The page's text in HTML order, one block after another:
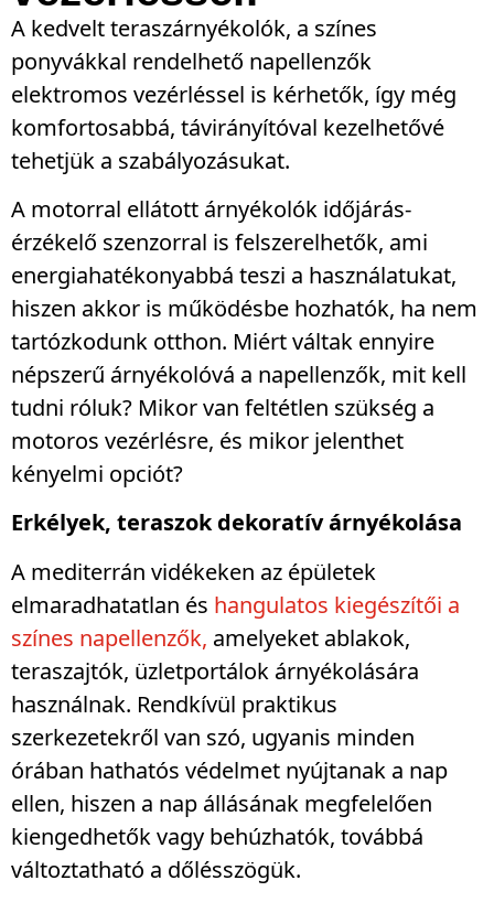
A kedvelt teraszárnyékolók, a színes
ponyvákkal rendelhető napellenzők
elektromos vezérléssel is kérhetők, így még
komfortosabbá, távirányítóval kezelhetővé
tehetjük a szabályozásukat.
A motorral ellátott árnyékolók időjárás-
érzékelő szenzorral is felszerelhetők, ami
energiahatékonyabbá teszi a használatukat,
hiszen akkor is működésbe hozhatók, ha nem
tartózkodunk otthon. Miért váltak ennyire
népszerű árnyékolóvá a napellenzők, mit kell
tudni róluk? Mikor van feltétlen szükség a
motoros vezérlésre, és mikor jelenthet
kényelmi opciót?
Erkélyek, teraszok dekoratív árnyékolása
A mediterrán vidékeken az épületek
elmaradhatatlan és hangulatos kiegészítői a
színes napellenzők, amelyeket ablakok,
teraszajtók, üzletportálok árnyékolására
használnak. Rendkívül praktikus
szerkezetekről van szó, ugyanis minden
órában hathatós védelmet nyújtanak a nap
ellen, hiszen a nap állásának megfelelően
kiengedhetők vagy behúzhatók, továbbá
változtatható a dőlésszögük.